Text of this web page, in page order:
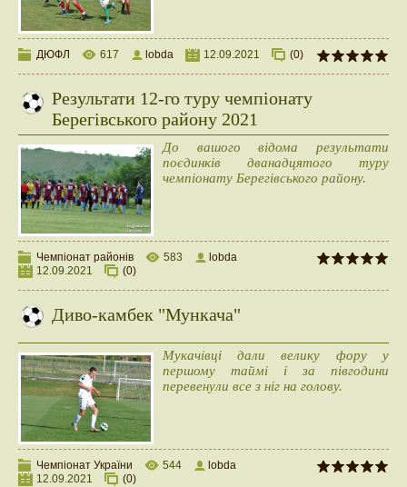
ДЮФЛ 617 lobda 12.09.2021 (0)
Результати 12-го туру чемпіонату
Берегівського району 2021
До вашого відома результати
поєдинків дванадцятого туру
чемпіонату Берегівського району.
Чемпіонат районів 583
lobda
12.09.2021
(0)
Диво-камбек "Мункача"
Мукачівці дали велику фору у
першому таймі і за півгодини
перевенули все з ніг на голову.
Чемпіонат України 544
lobda
12.09.2021
(0)